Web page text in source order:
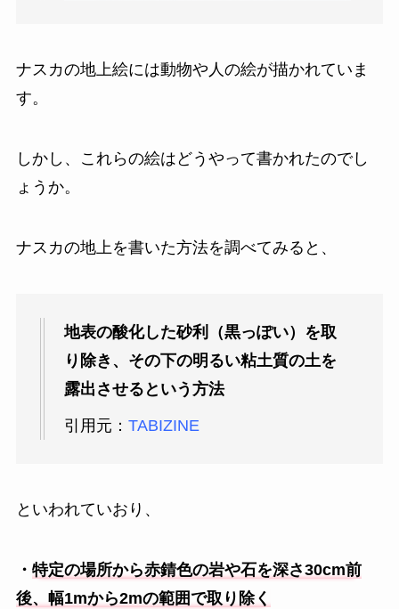
ナスカの地上絵には動物や人の絵が描かれていま
す。
しかし、これらの絵はどうやって書かれたのでし
ょうか。
ナスカの地上を書いた方法を調べてみると、
地表の酸化した砂利（黒っぽい）を取
り除き、その下の明るい粘土質の土を
露出させるという方法
引用元： TABIZINE
といわれていおり、
・ 特定の場所から赤錆色の岩や石を深さ30cm前
後、幅1mから2mの範囲で取り除く